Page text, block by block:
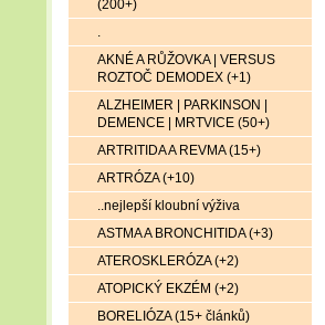
(200+)
.
AKNÉ A RŮŽOVKA | VERSUS
ROZTOČ DEMODEX (+1)
ALZHEIMER | PARKINSON |
DEMENCE | MRTVICE (50+)
ARTRITIDA A REVMA (15+)
ARTRÓZA (+10)
..nejlepší kloubní výživa
ASTMA A BRONCHITIDA (+3)
ATEROSKLERÓZA (+2)
ATOPICKÝ EKZÉM (+2)
BORELIÓZA (15+ článků)